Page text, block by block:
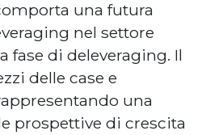
una futura
nel settore
fase di deleveraging. Il
delle case e
una
prospettive di crescita